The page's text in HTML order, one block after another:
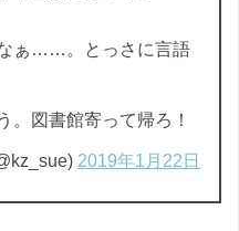
ぁ……。とっさに言語
。図書館寄って帰ろ！
2019年1月22日